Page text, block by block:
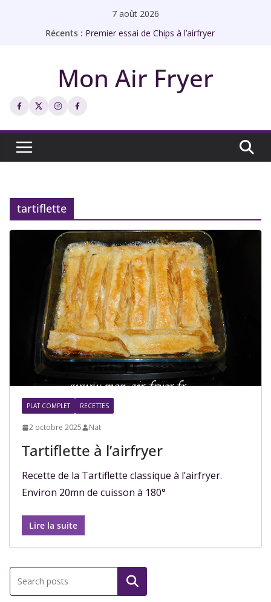
7 août 2026
Récents : Premier essai de Chips à l’airfryer
Abricots rôtis à l’airfryer
Chips de galettes à l’airfryer
Mon Air Fryer
tartiflette
PLAT COMPLET RECETTES
2 octobre 2025 Nat
Tartiflette à l’airfryer
Recette de la Tartiflette classique à l’airfryer.
Environ 20mn de cuisson à 180°
Lire la suite